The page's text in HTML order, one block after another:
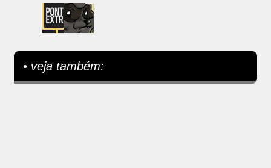
• veja também: